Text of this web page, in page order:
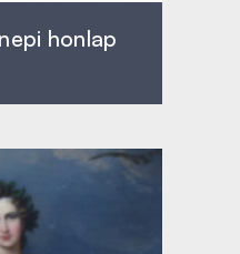
honlap